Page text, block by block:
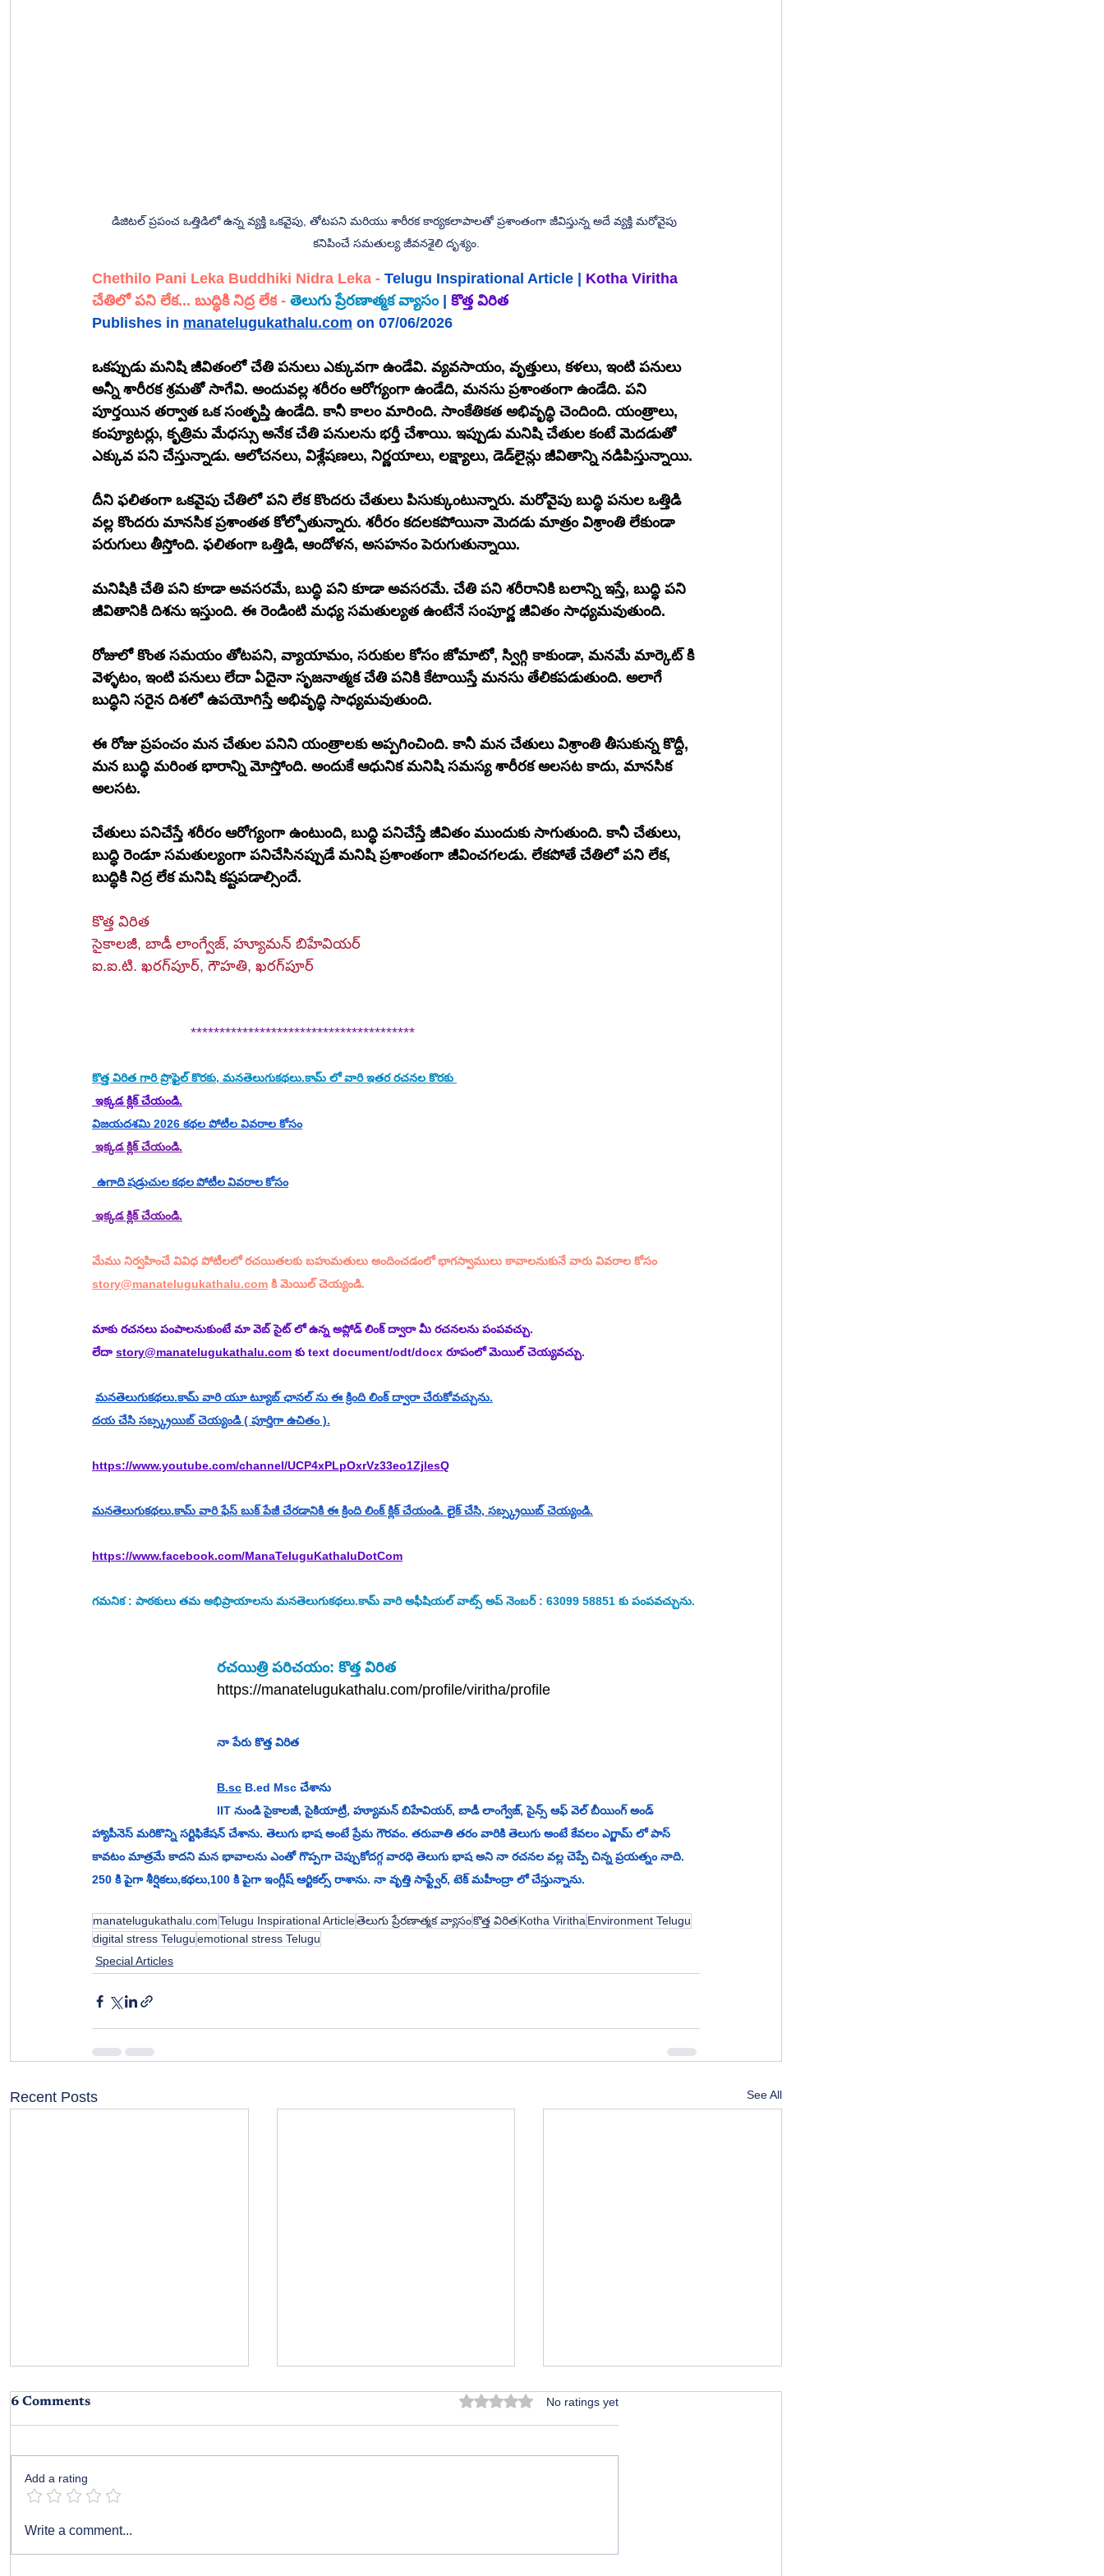
డిజిటల్ ప్రపంచ ఒత్తిడిలో ఉన్న వ్యక్తి ఒకవైపు, తోటపని మరియు శారీరక కార్యకలాపాలతో ప్రశాంతంగా జీవిస్తున్న అదే వ్యక్తి మరోవైపు
కనిపించే సమతుల్య జీవనశైలి దృశ్యం.
Chethilo Pani Leka Buddhiki Nidra Leka - Telugu Inspirational Article |
Kotha Viritha
చేతిలో పని లేక... బుద్ధికి నిద్ర లేక - తెలుగు ప్రేరణాత్మక వ్యాసం
కొత్త విరిత
Publishes in manatelugukathalu.com on 07/06/2026
ఒకప్పుడు మనిషి జీవితంలో చేతి పనులు ఎక్కువగా ఉండేవి. వ్యవసాయం, వృత్తులు, కళలు, ఇంటి పనులు
అన్నీ శారీరక శ్రమతో సాగేవి. అందువల్ల శరీరం ఆరోగ్యంగా ఉండేది, మనసు ప్రశాంతంగా ఉండేది. పని
పూర్తయిన తర్వాత ఒక సంతృప్తి ఉండేది. కానీ కాలం మారింది. సాంకేతికత అభివృద్ధి చెందింది. యంత్రాలు,
కంప్యూటర్లు, కృత్రిమ మేధస్సు అనేక చేతి పనులను భర్తీ చేశాయి. ఇప్పుడు మనిషి చేతుల కంటే మెదడుతో
ఎక్కువ పని చేస్తున్నాడు. ఆలోచనలు, విశ్లేషణలు, నిర్ణయాలు, లక్ష్యాలు, డెడ్‌లైన్లు జీవితాన్ని నడిపిస్తున్నాయి.
దీని ఫలితంగా ఒకవైపు చేతిలో పని లేక కొందరు చేతులు పిసుక్కుంటున్నారు. మరోవైపు బుద్ధి పనుల ఒత్తిడి
వల్ల కొందరు మానసిక ప్రశాంతత కోల్పోతున్నారు. శరీరం కదలకపోయినా మెదడు మాత్రం విశ్రాంతి లేకుండా
పరుగులు తీస్తోంది. ఫలితంగా ఒత్తిడి, ఆందోళన, అసహనం పెరుగుతున్నాయి.
మనిషికి చేతి పని కూడా అవసరమే, బుద్ధి పని కూడా అవసరమే. చేతి పని శరీరానికి బలాన్ని ఇస్తే, బుద్ధి పని
జీవితానికి దిశను ఇస్తుంది. ఈ రెండింటి మధ్య సమతుల్యత ఉంటేనే సంపూర్ణ జీవితం సాధ్యమవుతుంది.
రోజులో కొంత సమయం తోటపని, వ్యాయామం, సరుకుల కోసం జోమాటో, స్విగ్గి కాకుండా, మనమే మార్కెట్ కి
వెళ్ళటం, ఇంటి పనులు లేదా ఏదైనా సృజనాత్మక చేతి పనికి కేటాయిస్తే మనసు తేలికపడుతుంది. అలాగే
బుద్ధిని సరైన దిశలో ఉపయోగిస్తే అభివృద్ధి సాధ్యమవుతుంది.
ఈ రోజు ప్రపంచం మన చేతుల పనిని యంత్రాలకు అప్పగించింది. కానీ మన చేతులు విశ్రాంతి తీసుకున్న కొద్దీ,
మన బుద్ధి మరింత భారాన్ని మోస్తోంది. అందుకే ఆధునిక మనిషి సమస్య శారీరక అలసట కాదు, మానసిక
అలసట.
చేతులు పనిచేస్తే శరీరం ఆరోగ్యంగా ఉంటుంది, బుద్ధి పనిచేస్తే జీవితం ముందుకు సాగుతుంది. కానీ చేతులు,
బుద్ధి రెండూ సమతుల్యంగా పనిచేసినప్పుడే మనిషి ప్రశాంతంగా జీవించగలడు. లేకపోతే చేతిలో పని లేక,
బుద్ధికి నిద్ర లేక మనిషి కష్టపడాల్సిందే.
కొత్త విరిత
సైకాలజీ, బాడీ లాంగ్వేజ్, హ్యూమన్ బిహేవియర్
ఐ.ఐ.టి. ఖరగ్‌పూర్, గౌహతి, ఖరగ్‌పూర్
***************************************
కొత్త విరిత గారి ప్రొఫైల్ కొరకు, మనతెలుగుకథలు.కామ్ లో వారి ఇతర రచనల కొరకు
ఇక్కడ క్లిక్ చేయండి.
విజయదశమి 2026 కథల పోటీల వివరాల కోసం
ఇక్కడ క్లిక్ చేయండి.
ఉగాది షడ్రుచుల కథల పోటీల వివరాల కోసం
ఇక్కడ క్లిక్ చేయండి.
మేము నిర్వహించే వివిధ పోటీలలో రచయితలకు బహుమతులు అందించడంలో భాగస్వాములు కావాలనుకునే వారు వివరాల కోసం
story@manatelugukathalu.com కి మెయిల్ చెయ్యండి.
మాకు రచనలు పంపాలనుకుంటే మా వెబ్ సైట్ లో ఉన్న అప్లోడ్ లింక్ ద్వారా మీ రచనలను పంపవచ్చు.
లేదా story@manatelugukathalu.com కు text document/odt/docx రూపంలో మెయిల్ చెయ్యవచ్చు.
మనతెలుగుకథలు.కామ్ వారి యూ ట్యూబ్ ఛానల్ ను ఈ క్రింది లింక్ ద్వారా చేరుకోవచ్చును.
దయ చేసి సబ్స్క్రయిబ్ చెయ్యండి ( పూర్తిగా ఉచితం ).
https://www.youtube.com/channel/UCP4xPLpOxrVz33eo1ZjlesQ
మనతెలుగుకథలు.కామ్ వారి ఫేస్ బుక్ పేజీ చేరడానికి ఈ క్రింది లింక్ క్లిక్ చేయండి. లైక్ చేసి, సబ్స్క్రయిబ్ చెయ్యండి.
https://www.facebook.com/ManaTeluguKathaluDotCom
గమనిక : పాఠకులు తమ అభిప్రాయాలను మనతెలుగుకథలు.కామ్ వారి అఫీషియల్ వాట్స్ అప్ నెంబర్ : 63099 58851 కు పంపవచ్చును.
రచయిత్రి పరిచయం: కొత్త విరిత
https://manatelugukathalu.com/profile/viritha/profile
నా పేరు కొత్త విరిత
B.sc B.ed Msc చేశాను
IIT నుండి సైకాలజీ, సైకియాట్రీ, హ్యూమన్ బిహేవియర్, బాడీ లాంగ్వేజ్, సైన్స్ ఆఫ్ వెల్ బీయింగ్ అండ్
హ్యాపీనెస్ మరికొన్ని సర్టిఫికేషన్ చేశాను. తెలుగు భాష అంటే ప్రేమ గౌరవం. తరువాతి తరం వారికి తెలుగు అంటే కేవలం ఎగ్జామ్ లో పాస్
కావటం మాత్రమే కాదని మన భావాలను ఎంతో గొప్పగా చెప్పుకోదగ్గ వారధి తెలుగు భాష అని నా రచనల వల్ల చెప్పే చిన్న ప్రయత్నం నాది.
250 కి పైగా శీర్షికలు,కథలు,100 కి పైగా ఇంగ్లీష్ ఆర్టికల్స్ రాశాను. నా వృత్తి సాఫ్ట్వేర్, టెక్ మహీంద్రా లో చేస్తున్నాను.
manatelugukathalu.comTelugu Inspirational Articleతెలుగు ప్రేరణాత్మక వ్యాసంకొత్త విరితKotha VirithaEnvironment Telugu
digital stress Teluguemotional stress Telugu
Special Articles
Recent Posts See All
గ్యాప్ ఇవ్వలేదు.....వచ్చింది అంతే!
6 Comments Rated 0 out of 5 stars.
No ratings yet
Add a rating
Write a comment...